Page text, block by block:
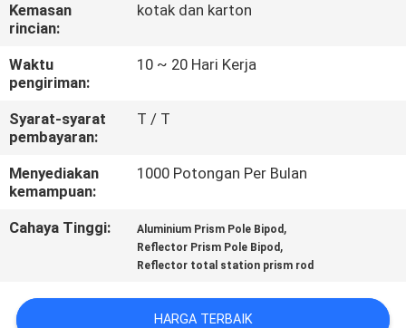
HUBUNGI
KAMI
PERMINTAAN
SITEMAP
POLICY
Kemasan
rincian:
kotak dan karton
Waktu
pengiriman:
10 ~ 20 Hari Kerja
Syarat-syarat
pembayaran:
T / T
Menyediakan
kemampuan:
1000 Potongan Per Bulan
Cahaya Tinggi: Aluminium Prism Pole Bipod ,
Reflector Prism Pole Bipod ,
Reflector total station prism rod
HARGA TERBAIK